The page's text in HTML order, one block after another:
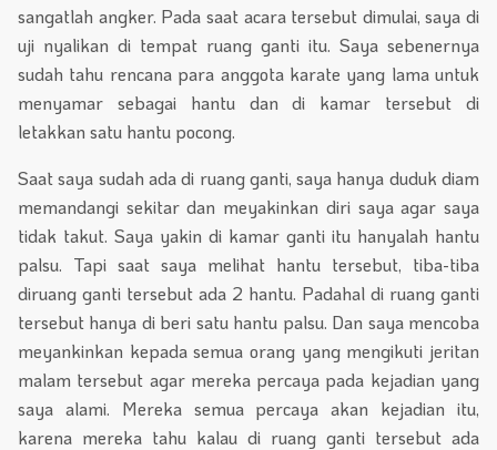
sangatlah angker. Pada saat acara tersebut dimulai, saya di
uji nyalikan di tempat ruang ganti itu. Saya sebenernya
sudah tahu rencana para anggota karate yang lama untuk
menyamar sebagai hantu dan di kamar tersebut di
letakkan satu hantu pocong.
Saat saya sudah ada di ruang ganti, saya hanya duduk diam
memandangi sekitar dan meyakinkan diri saya agar saya
tidak takut. Saya yakin di kamar ganti itu hanyalah hantu
palsu. Tapi saat saya melihat hantu tersebut, tiba-tiba
diruang ganti tersebut ada 2 hantu. Padahal di ruang ganti
tersebut hanya di beri satu hantu palsu. Dan saya mencoba
meyankinkan kepada semua orang yang mengikuti jeritan
malam tersebut agar mereka percaya pada kejadian yang
saya alami. Mereka semua percaya akan kejadian itu,
karena mereka tahu kalau di ruang ganti tersebut ada